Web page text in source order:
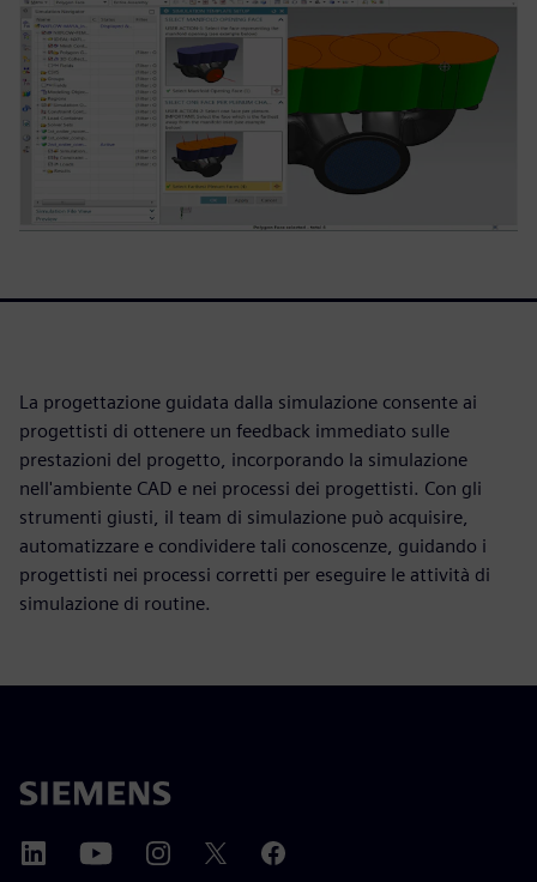
La progettazione guidata dalla simulazione consente ai
progettisti di ottenere un feedback immediato sulle
prestazioni del progetto, incorporando la simulazione
nell'ambiente CAD e nei processi dei progettisti. Con gli
strumenti giusti, il team di simulazione può acquisire,
automatizzare e condividere tali conoscenze, guidando i
progettisti nei processi corretti per eseguire le attività di
simulazione di routine.